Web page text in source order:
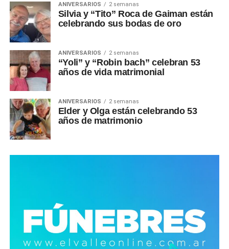
ANIVERSARIOS 2 semanas
Silvia y “Tito” Roca de Gaiman están
celebrando sus bodas de oro
ANIVERSARIOS 2 semanas
“Yoli” y “Robin bach” celebran 53
años de vida matrimonial
ANIVERSARIOS 2 semanas
Elder y Olga están celebrando 53
años de matrimonio